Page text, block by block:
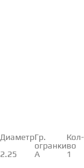
ДиаметрГр.
огранки
Кол-
во
2.25 А 1